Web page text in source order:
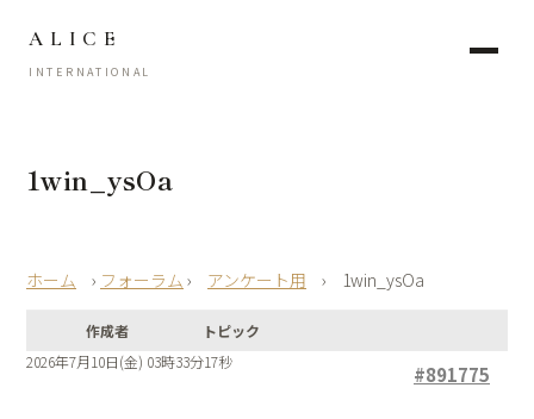
ALICE
INTERNATIONAL
1win_ysOa
› フォーラム › アンケート用 › 1win_ysOa
作成者
トピック
2026年7月10日(金) 03時33分17秒
#891775